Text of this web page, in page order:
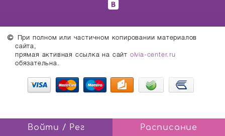
При полном или частичном копировании материалов
сайта,
прямая активная ссылка на сайт olvia-center.ru
обязательна.
Войти / Рег Расписание